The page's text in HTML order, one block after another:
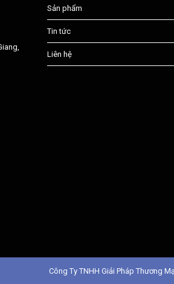
Sản phẩm
Tin tức
Liên hệ
Công Ty TNHH Giải Pháp Thương